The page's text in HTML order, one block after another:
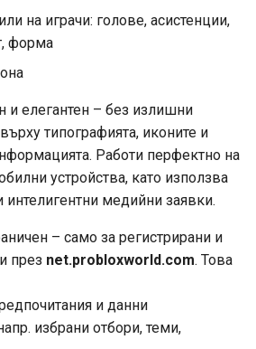
на играчи: голове, асистенции,
форма
и елегантен – без излишни
типографията, иконите и
Работи перфектно на
устройства, като използва
медийни заявки.
– само за регистрирани и
през net.probloxworld.com. Това
и данни
избрани отбори, теми,